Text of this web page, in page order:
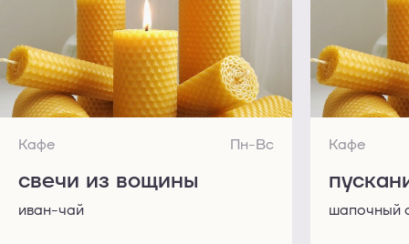
Кафе Пн-Вс
свечи из вощины
иван-чай
Кафе
шапочный